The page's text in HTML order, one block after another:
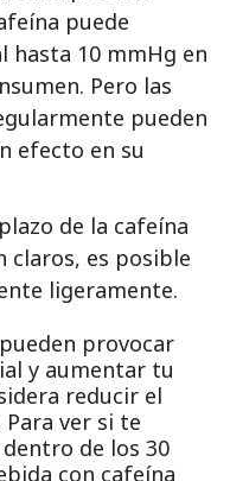
puede
10 mmHg en
Pero las
pueden
efecto en su
de la cafeína
claros, es posible
ligeramente.
provocar
y aumentar tu
reducir el
ver si te
de los 30
con cafeína